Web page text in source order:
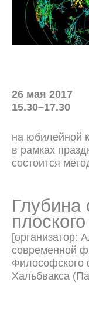
26 мая 2017
15.30–17.30
на юбилейной
в рамках
состоится
Глубина
[организатор:
современной
Философского
Хальбвакса